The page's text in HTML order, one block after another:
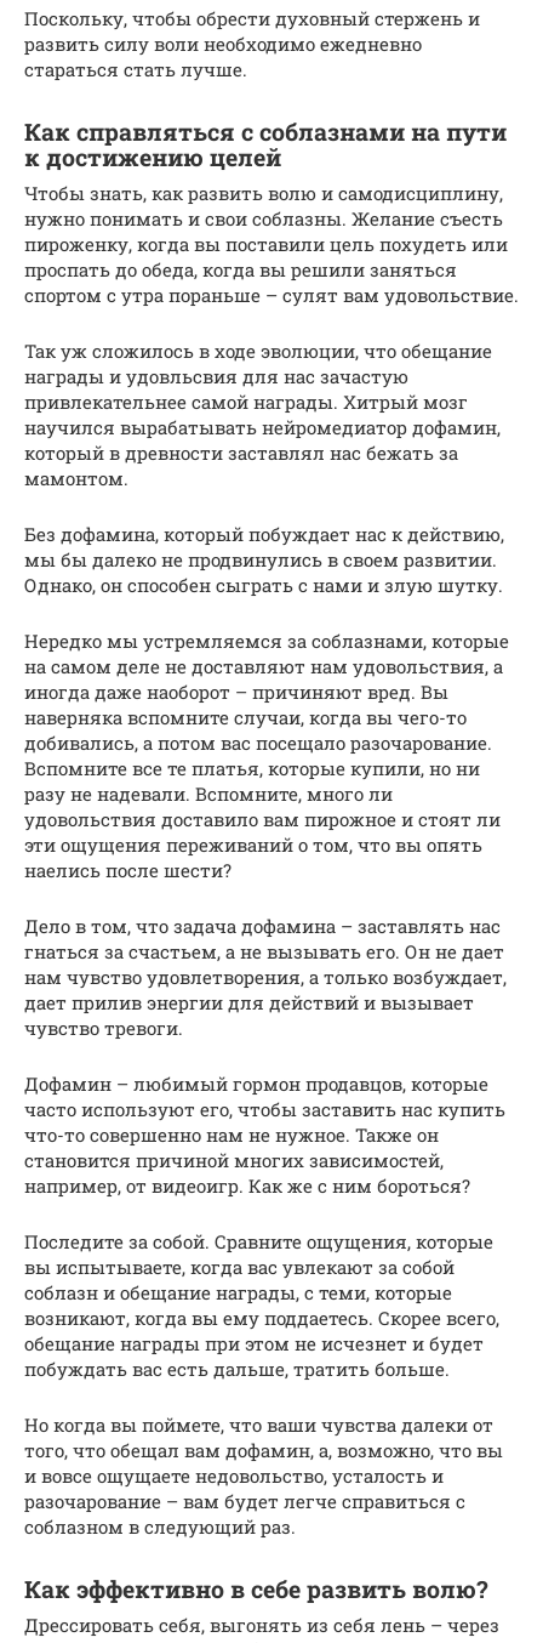
Поскольку, чтобы обрести духовный стержень и
развить силу воли необходимо ежедневно
стараться стать лучше.
Как справляться с соблазнами на пути
к достижению целей
Чтобы знать, как развить волю и самодисциплину,
нужно понимать и свои соблазны. Желание съесть
пироженку, когда вы поставили цель похудеть или
проспать до обеда, когда вы решили заняться
спортом с утра пораньше – сулят вам удовольствие.
Так уж сложилось в ходе эволюции, что обещание
награды и удовльсвия для нас зачастую
привлекательнее самой награды. Хитрый мозг
научился вырабатывать нейромедиатор дофамин,
который в древности заставлял нас бежать за
мамонтом.
Без дофамина, который побуждает нас к действию,
мы бы далеко не продвинулись в своем развитии.
Однако, он способен сыграть с нами и злую шутку.
Нередко мы устремляемся за соблазнами, которые
на самом деле не доставляют нам удовольствия, а
иногда даже наоборот – причиняют вред. Вы
наверняка вспомните случаи, когда вы чего-то
добивались, а потом вас посещало разочарование.
Вспомните все те платья, которые купили, но ни
разу не надевали. Вспомните, много ли
удовольствия доставило вам пирожное и стоят ли
эти ощущения переживаний о том, что вы опять
наелись после шести?
Дело в том, что задача дофамина – заставлять нас
гнаться за счастьем, а не вызывать его. Он не дает
нам чувство удовлетворения, а только возбуждает,
дает прилив энергии для действий и вызывает
чувство тревоги.
Дофамин – любимый гормон продавцов, которые
часто используют его, чтобы заставить нас купить
что-то совершенно нам не нужное. Также он
становится причиной многих зависимостей,
например, от видеоигр. Как же с ним бороться?
Последите за собой. Сравните ощущения, которые
вы испытываете, когда вас увлекают за собой
соблазн и обещание награды, с теми, которые
возникают, когда вы ему поддаетесь. Скорее всего,
обещание награды при этом не исчезнет и будет
побуждать вас есть дальше, тратить больше.
Но когда вы поймете, что ваши чувства далеки от
того, что обещал вам дофамин, а, возможно, что вы
и вовсе ощущаете недовольство, усталость и
разочарование – вам будет легче справиться с
соблазном в следующий раз.
Как эффективно в себе развить волю?
Дрессировать себя, выгонять из себя лень – через